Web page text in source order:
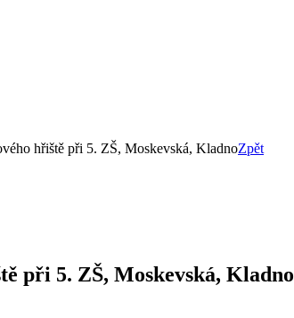
hřiště při 5. ZŠ, Moskevská, KladnoZpět
při 5. ZŠ, Moskevská, Kladno